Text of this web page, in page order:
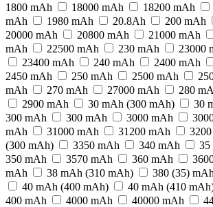
1800 mAh
18000 mAh 18200 mAh
mAh
1980 mAh 20.8Ah 200 mAh
20000 mAh
20800 mAh 21000 mAh
mAh
22500 mAh 230 mAh 23000
23400 mAh
240 mAh 2400 mAh
2450 mAh
250 mAh 2500 mAh
mAh
270 mAh 27000 mAh 280
2900 mAh
30 mAh (300 mAh)
30
300 mAh
300 mАh 3000 mAh
mAh
31000 mAh 31200 mAh
(300 mAh)
3350 mAh 340 mAh
35
350 mAh
3570 mAh 360 mAh
mAh
38 mAh (310 mAh) 380 (35) mАh
40 mAh (400 mAh)
40 mAh (410
400 mАh
4000 mAh 40000 mAh